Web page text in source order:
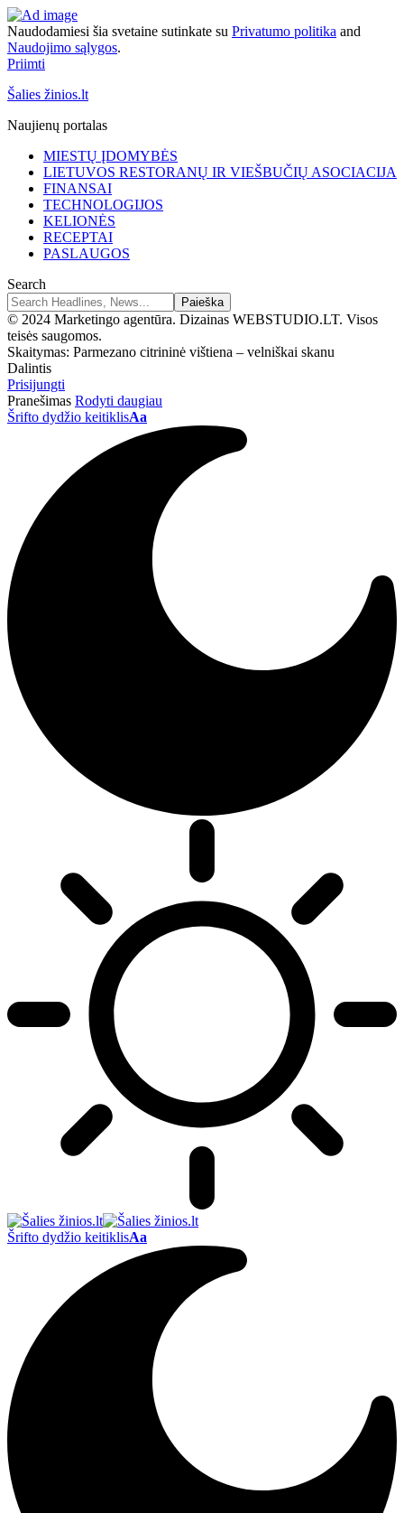
Naudodamiesi šia svetaine sutinkate su Privatumo politika and
Naudojimo sąlygos.
Priimti
Šalies žinios.lt
Naujienų portalas
MIESTŲ ĮDOMYBĖS
LIETUVOS RESTORANŲ IR VIEŠBUČIŲ ASOCIACIJA
FINANSAI
TECHNOLOGIJOS
KELIONĖS
RECEPTAI
PASLAUGOS
Search
© 2024 Marketingo agentūra. Dizainas WEBSTUDIO.LT. Visos
teisės saugomos.
Skaitymas: Parmezano citrininė vištiena – velniškai skanu
Dalintis
Prisijungti
Pranešimas Rodyti daugiau
Šrifto dydžio keitiklisAa
Šrifto dydžio keitiklisAa